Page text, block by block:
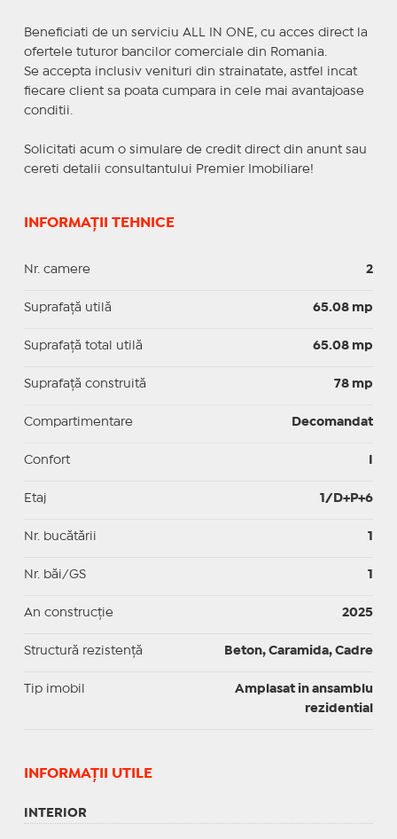
Beneficiati de un serviciu ALL IN ONE, cu acces direct la
ofertele tuturor bancilor comerciale din Romania.
Se accepta inclusiv venituri din strainatate, astfel incat
fiecare client sa poata cumpara in cele mai avantajoase
conditii.
Solicitati acum o simulare de credit direct din anunt sau
cereti detalii consultantului Premier Imobiliare!
INFORMAȚII TEHNICE
Nr. camere 2
Suprafaţă utilă 65.08 mp
Suprafaţă total utilă 65.08 mp
Suprafaţă construită 78 mp
Compartimentare Decomandat
Confort
Etaj 1/D+P+6
Nr. bucătării 1
Nr. băi/GS 1
An construcție 2025
Structură rezistență Beton, Caramida, Cadre
Tip imobil
Amplasat in ansamblu
rezidential
INFORMAŢII UTILE
INTERIOR